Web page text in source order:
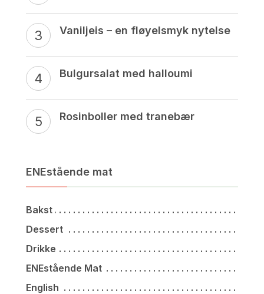
Vaniljeis – en fløyelsmyk nytelse
Bulgursalat med halloumi
Rosinboller med tranebær
ENEstående mat
Bakst
Dessert
Drikke
ENEstående Mat
English